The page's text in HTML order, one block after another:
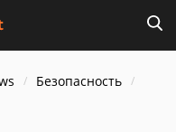
Безопасность